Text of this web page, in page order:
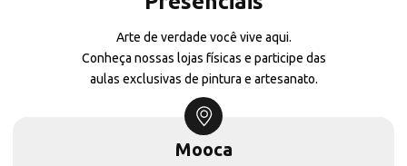
Arte de verdade você vive aqui.
Conheça nossas lojas físicas e participe das
aulas exclusivas de pintura e artesanato.
Mooca